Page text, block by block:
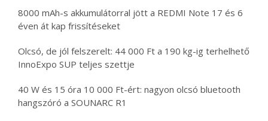
8000 mAh-s akkumulátorral jött a REDMI Note 17 és 6
éven át kap frissítéseket
Olcsó, de jól felszerelt: 44 000 Ft a 190 kg-ig terhelhető
InnoExpo SUP teljes szettje
40 W és 15 óra 10 000 Ft-ért: nagyon olcsó bluetooth
hangszóró a SOUNARC R1